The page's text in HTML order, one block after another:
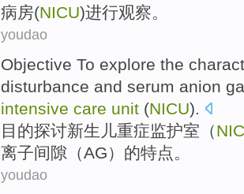
病房(NICU)进行观察。
youdao
Objective To explore the
disturbance and serum anion
intensive care unit (NICU).
目的探讨新生儿重症监护室（
离子间隙 （AG） 的特点。
youdao